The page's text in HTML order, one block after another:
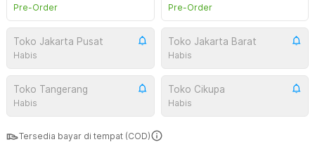
Pre-Order Pre-Order
Toko Jakarta Pusat
Habis
Toko Jakarta Barat
Habis
Toko Tangerang
Habis
Toko Cikupa
Habis
Tersedia bayar di tempat (COD)